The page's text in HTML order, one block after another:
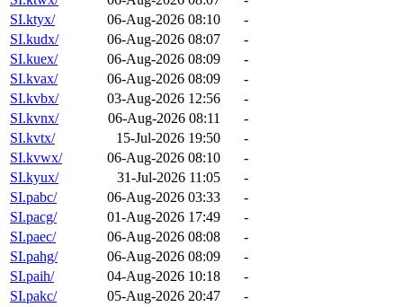
SI.ktyx/
06-Aug-2026 08:10
-
SI.kudx/
06-Aug-2026 08:07
-
SI.kuex/
06-Aug-2026 08:09
-
SI.kvax/
06-Aug-2026 08:09
-
SI.kvbx/
03-Aug-2026 12:56
-
SI.kvnx/
06-Aug-2026 08:11
-
SI.kvtx/
15-Jul-2026 19:50
-
SI.kvwx/
06-Aug-2026 08:10
-
SI.kyux/
31-Jul-2026 11:05
-
SI.pabc/
06-Aug-2026 03:33
-
SI.pacg/
01-Aug-2026 17:49
-
SI.paec/
06-Aug-2026 08:08
-
SI.pahg/
06-Aug-2026 08:09
-
SI.paih/
04-Aug-2026 10:18
-
SI.pakc/
05-Aug-2026 20:47
-